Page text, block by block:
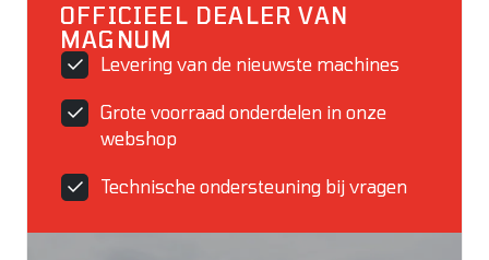
OFFICIEEL DEALER VAN
MAGNUM
Levering van de nieuwste machines
Grote voorraad onderdelen in onze
webshop
Technische ondersteuning bij vragen